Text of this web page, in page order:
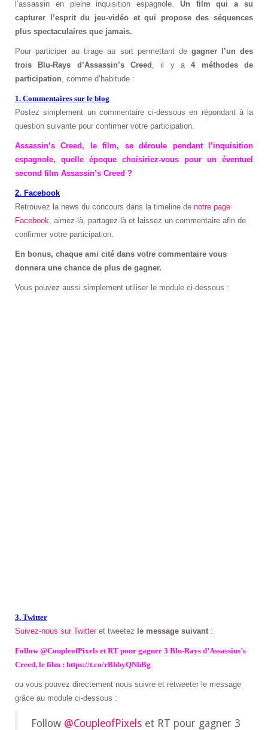
l’assassin en pleine inquisition espagnole. Un film qui a su
capturer l’esprit du jeu-vidéo et qui propose des séquences
plus spectaculaires que jamais.
Pour participer au tirage au sort permettant de gagner l’un des
trois Blu-Rays d’Assassin’s Creed
, il y a4 méthodes de
participation , comme d’habitude :
1. Commentaires sur le blog
Postez simplement un commentaire ci-dessous en répondant à la
question suivante pour confirmer votre participation.
Assassin’s Creed, le film, se déroule pendant l’inquisition
espagnole, quelle époque choisiriez-vous pour un éventuel
second film Assassin’s Creed ?
2. Facebook
Retrouvez la news du concours dans la timeline de notre page
Facebook , aimez-là, partagez-là et laissez un commentaire afin de
confirmer votre participation.
En bonus, chaque ami cité dans votre commentaire vous
donnera une chance de plus de gagner.
Vous pouvez aussi simplement utiliser le module ci-dessous :
3. Twitter
Suivez-nous sur Twitteret tweetez le message suivant :
Follow @CoupleofPixels et RT pour gagner 3 Blu-Rays d’Assassins’s
Creed, le film : https://t.co/rBhbyQNhBg
ou vous pouvez directement nous suivre et retweeter le message
grâce au module ci-dessous :
Follow @CoupleofPixelset RT pour gagner 3